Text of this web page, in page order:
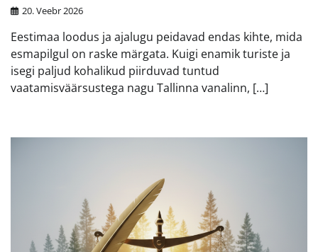
20. Veebr 2026
Eestimaa loodus ja ajalugu peidavad endas kihte, mida
esmapilgul on raske märgata. Kuigi enamik turiste ja
isegi paljud kohalikud piirduvad tuntud
vaatamisväärsustega nagu Tallinna vanalinn, […]